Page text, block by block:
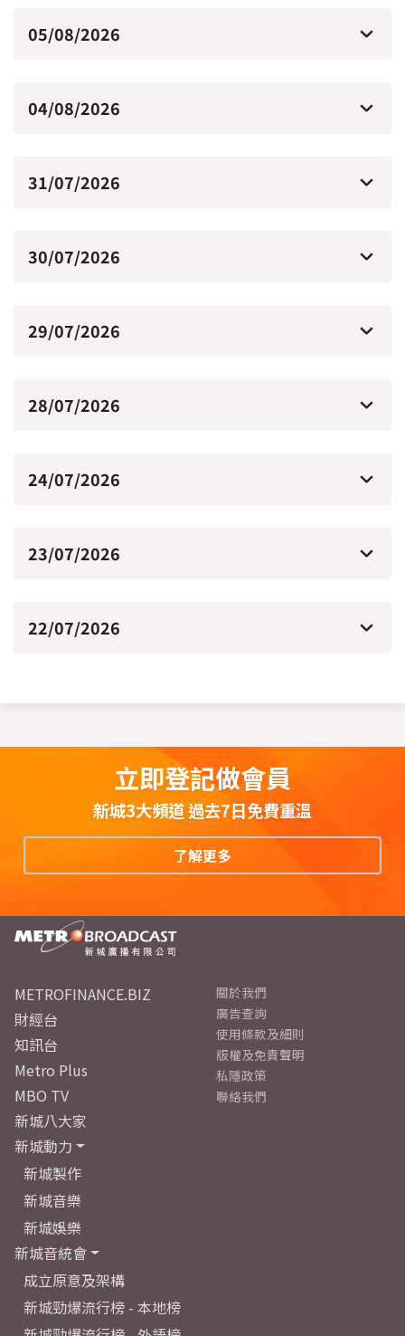
05/08/2026
04/08/2026
31/07/2026
30/07/2026
29/07/2026
28/07/2026
24/07/2026
23/07/2026
22/07/2026
立即登記做會員
新城3大頻道 過去7日免費重溫
了解更多
METROFINANCE.BIZ
財經台
知訊台
Metro Plus
MBO TV
新城八大家
新城動力
新城製作
新城音樂
新城娛樂
新城音統會
成立原意及架構
新城勁爆流行榜 - 本地榜
關於我們
廣告查詢
使用條款及細則
版權及免責聲明
私隱政策
聯絡我們